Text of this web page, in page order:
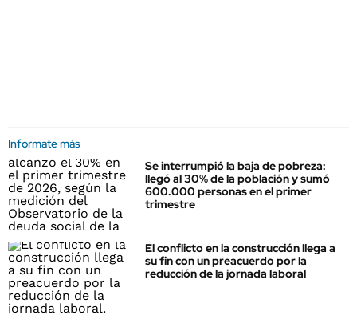
Informate más
Se interrumpió la baja de pobreza:
llegó al 30% de la población y sumó
600.000 personas en el primer
trimestre
El conflicto en la construcción llega a
su fin con un preacuerdo por la
reducción de la jornada laboral